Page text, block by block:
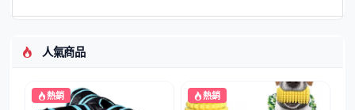
人氣商品
熱銷 熱銷